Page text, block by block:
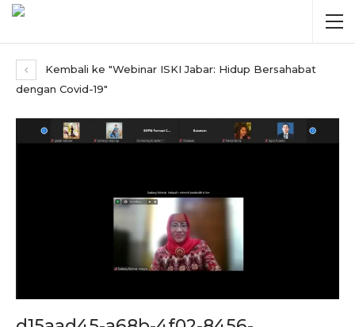
Kembali ke "Webinar ISKI Jabar: Hidup Bersahabat
dengan Covid-19"